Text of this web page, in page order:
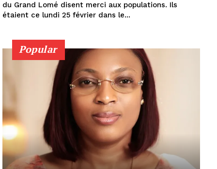
du Grand Lomé disent merci aux populations. Ils
étaient ce lundi 25 février dans le...
Popular